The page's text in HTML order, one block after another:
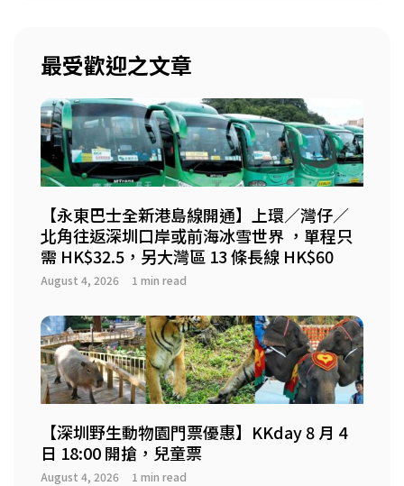
最受歡迎之文章
【永東巴士全新港島線開通】上環／灣仔／
北角往返深圳口岸或前海冰雪世界 ，單程只
需 HK$32.5，另大灣區 13 條長線 HK$60
August 4, 2026 1 min read
【深圳野生動物園門票優惠】KKday 8 月 4
日 18:00 開搶，兒童票
August 4, 2026 1 min read